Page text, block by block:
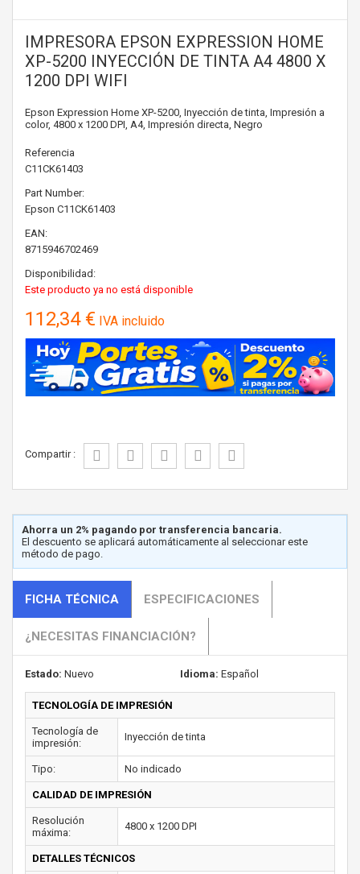
IMPRESORA EPSON EXPRESSION HOME
XP-5200 INYECCIÓN DE TINTA A4 4800 X
1200 DPI WIFI
Epson Expression Home XP-5200, Inyección de tinta, Impresión a
color, 4800 x 1200 DPI, A4, Impresión directa, Negro
Referencia
C11CK61403
Part Number:
Epson C11CK61403
EAN:
8715946702469
Disponibilidad:
Este producto ya no está disponible
112,34 € IVA incluido
Compartir :
Ahorra un 2% pagando por transferencia bancaria.
El descuento se aplicará automáticamente al seleccionar este
método de pago.
FICHA TÉCNICA ESPECIFICACIONES
¿NECESITAS FINANCIACIÓN?
Estado: Nuevo Idioma: Español
TECNOLOGÍA DE IMPRESIÓN
Tecnología de
impresión:
Inyección de tinta
Tipo: No indicado
CALIDAD DE IMPRESIÓN
Resolución
máxima:
4800 x 1200 DPI
DETALLES TÉCNICOS